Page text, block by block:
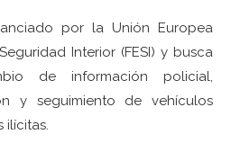
por la Unión Europea
Interior (FESI) y busca
de información policial,
y seguimiento de vehículos
ilícitas.